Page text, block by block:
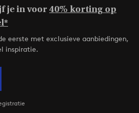
je in voor40% korting op
eerste met exclusieve aanbiedingen,
inspiratie.